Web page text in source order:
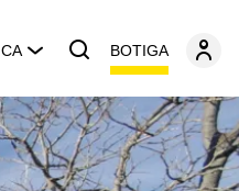
CA BOTIGA